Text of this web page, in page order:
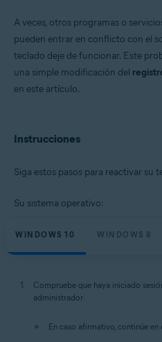
Productos:
Avast Premium Security 22.x para
Avast Free Antivirus 22.x para
Microsoft Windows 10 Home/Pro/
Microsoft Windows 7 Home Basic/
Convenient Rollup Update, 32 o 64 bits
A veces, otros programas o
pueden entrar en conflicto con el
teclado deje de funcionar. Este
una simple modificación del
en este artículo.
Instrucciones
Siga estos pasos para reactivar su
Su sistema operativo:
WINDOWS 10 WINDOWS 8
Compruebe que haya iniciado
administrador:
En caso afirmativo, continúe en